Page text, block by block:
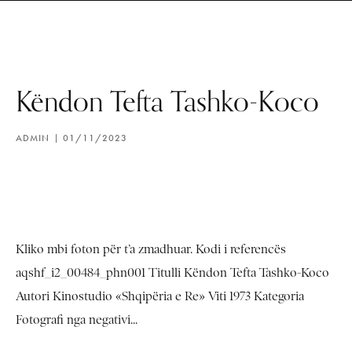
Këndon Tefta Tashko-Koco
ADMIN 01/11/2023
Kliko mbi foton për t’a zmadhuar. Kodi i referencës
aqshf_i2_00484_phn001 Titulli Këndon Tefta Tashko-Koco
Autori Kinostudio «Shqipëria e Re» Viti 1973 Kategoria
Fotografi nga negativi...